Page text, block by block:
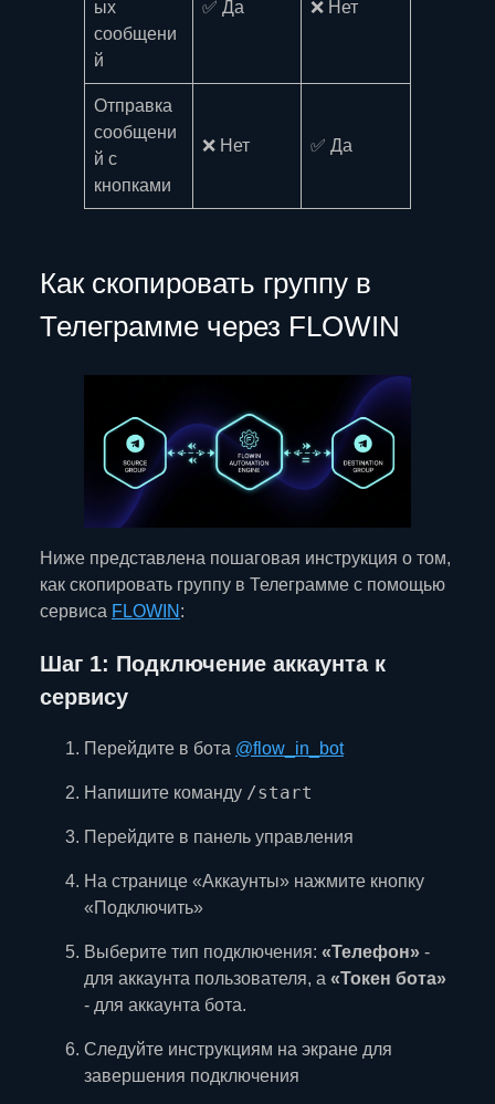
ых
сообщени
й
✅ Да ❌ Нет
Отправка
сообщени
й с
кнопками
❌ Нет ✅ Да
Как скопировать группу в
Телеграмме через FLOWIN
Ниже представлена пошаговая инструкция о том,
как скопировать группу в Телеграмме с помощью
сервиса FLOWIN :
Шаг 1: Подключение аккаунта к
сервису
Перейдите в бота @flow_in_bot
Напишите команду /start
Перейдите в панель управления
На странице «Аккаунты» нажмите кнопку
«Подключить»
Выберите тип подключения: «Телефон» -
для аккаунта пользователя, а «Токен бота»
- для аккаунта бота.
Следуйте инструкциям на экране для
завершения подключения